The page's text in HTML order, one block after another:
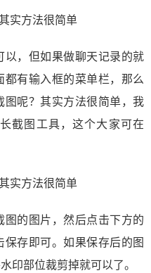
以，但如果做聊天记录的就
有输入框的菜单栏，那么
图呢？其实方法很简单，我
截图工具，这个大家可在
的图片，然后点击下方的
存即可。如果保存后的图
印部位裁剪掉就可以了。